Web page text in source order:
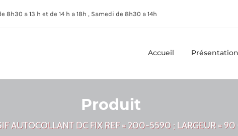
8h30 a 13 h et de 14 h a 18h , Samedi de 8h30 a 14h
Accueil Présentation
Produit
AUTOCOLLANT DC FIX REF = 200-5590 ; LARGEUR = 90